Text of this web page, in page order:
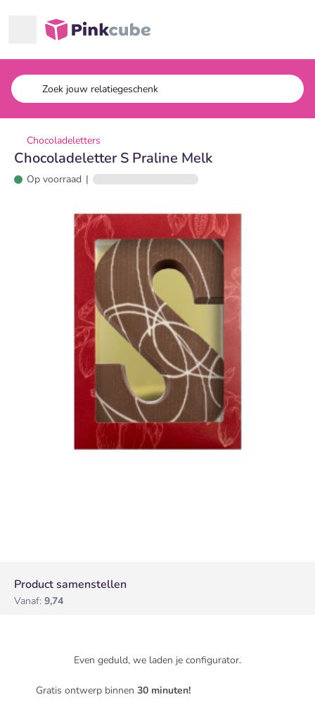
Pinkcube
Chocoladeletters
Chocoladeletter S Praline Melk
Op voorraad |
Product samenstellen
Vanaf: 9,74
Even geduld, we laden je configurator.
Gratis ontwerp binnen 30 minuten!